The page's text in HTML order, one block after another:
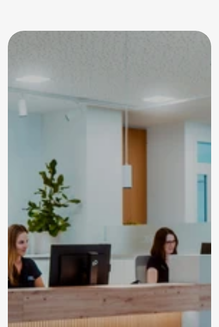
info@mg-src.de
@src_sport_und_rehacentrum
Schreiben Sie uns eine
Nachricht
Wir sind für Sie da. Ob Termin, Rückfrage
oder Erstberatung: Unser Team hilft
Ihnen gerne weiter.
Ihr Name
Ihre E-mail
Ihre Nachricht